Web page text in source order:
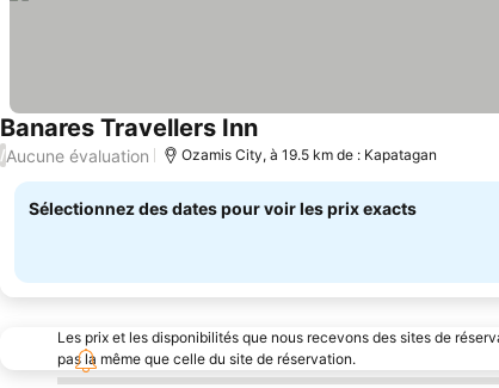
Banares Travellers InnConsulter les prix
/Aucune évaluation Ozamis City, à 19.5 km de : Kapatagan
Sélectionnez des dates pour voir les prix exacts
Les prix et les disponibilités que nous recevons des sites de
pas la même que celle du site de réservation.